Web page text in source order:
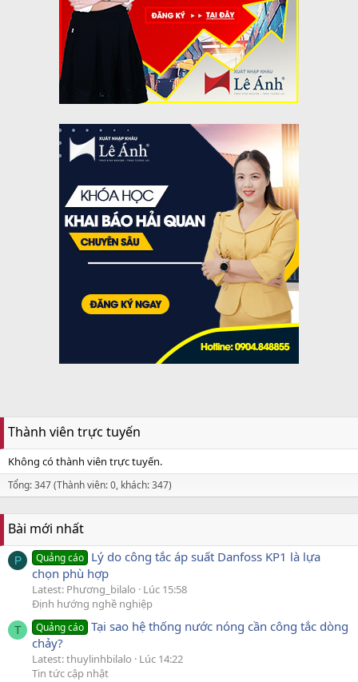
Thành viên trực tuyến
Không có thành viên trực tuyến.
Tổng: 347 (Thành viên: 0, khách: 347)
Bài mới nhất
P Quảng cáo Lý do công tắc áp suất Danfoss KP1 là lựa
chọn phù hợp
Latest: Phương_bilalo
Lúc 15:58
Định hướng nghề nghiệp
T Quảng cáo Tại sao hệ thống nước nóng cần công tắc dòng
chảy?
Latest: thuylinhbilalo
Lúc 14:22
Tin tức cập nhật